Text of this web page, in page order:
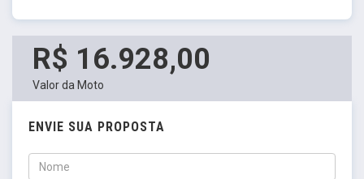
R$ 16.928,00
Valor da Moto
ENVIE SUA PROPOSTA